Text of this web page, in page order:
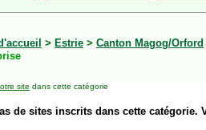
> Estrie > Canton Magog/Orford
site dans cette catégorie
de sites inscrits dans cette